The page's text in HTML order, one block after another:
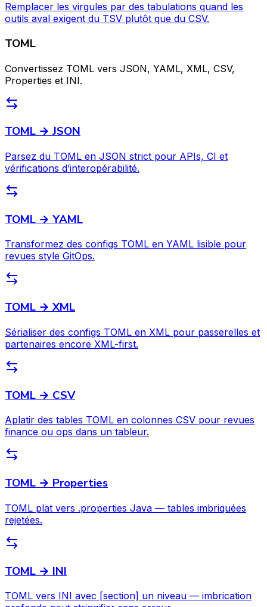
Remplacer les virgules par des tabulations quand les
outils aval exigent du TSV plutôt que du CSV.
TOML
Convertissez TOML vers JSON, YAML, XML, CSV,
Properties et INI.
TOML → JSON
Parsez du TOML en JSON strict pour APIs, CI et
vérifications d’interopérabilité.
TOML → YAML
Transformez des configs TOML en YAML lisible pour
revues style GitOps.
TOML → XML
Sérialiser des configs TOML en XML pour passerelles et
partenaires encore XML-first.
TOML → CSV
Aplatir des tables TOML en colonnes CSV pour revues
finance ou ops dans un tableur.
TOML → Properties
TOML plat vers .properties Java — tables imbriquées
rejetées.
TOML → INI
TOML vers INI avec [section] un niveau — imbrication